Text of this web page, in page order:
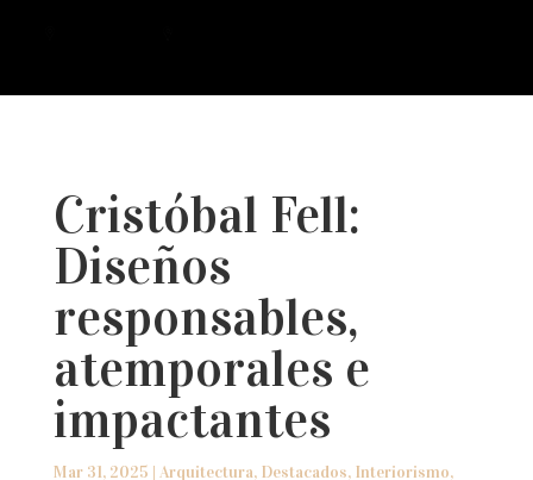
Cristóbal Fell:
Diseños
responsables,
atemporales e
impactantes
Mar 31, 2025 | Arquitectura, Destacados, Interiorismo,